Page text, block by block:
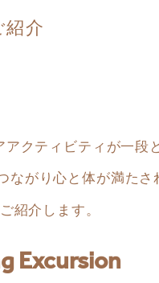
紹介
クティビティが一段
がり心と体が満たさ
紹介します。
Excursion